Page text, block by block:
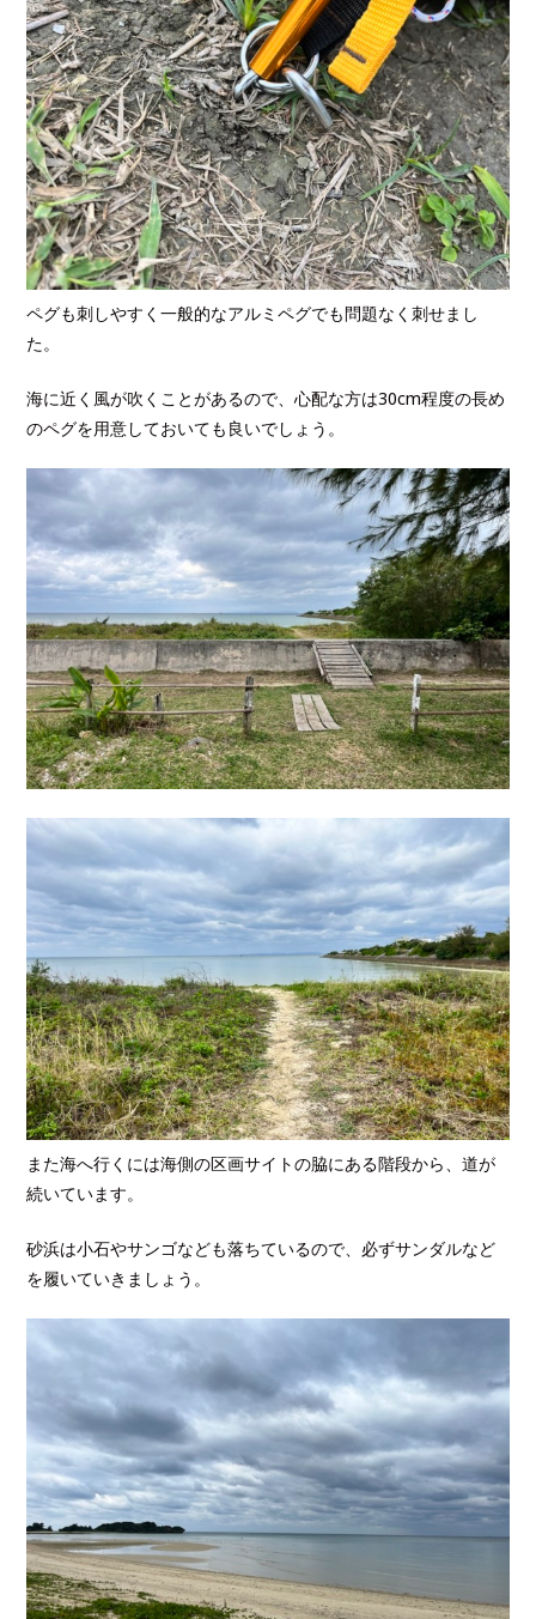
ペグも刺しやすく一般的なアルミペグでも問題なく刺せまし
た。
海に近く風が吹くことがあるので、心配な方は30cm程度の長め
のペグを用意しておいても良いでしょう。
また海へ行くには海側の区画サイトの脇にある階段から、道が
続いています。
砂浜は小石やサンゴなども落ちているので、必ずサンダルなど
を履いていきましょう。